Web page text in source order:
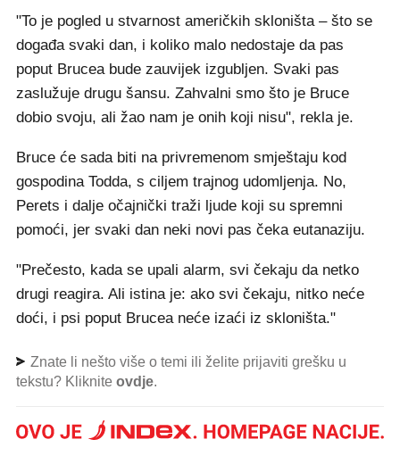
"To je pogled u stvarnost američkih skloništa – što se
događa svaki dan, i koliko malo nedostaje da pas
poput Brucea bude zauvijek izgubljen. Svaki pas
zaslužuje drugu šansu. Zahvalni smo što je Bruce
dobio svoju, ali žao nam je onih koji nisu", rekla je.
Bruce će sada biti na privremenom smještaju kod
gospodina Todda, s ciljem trajnog udomljenja. No,
Perets i dalje očajnički traži ljude koji su spremni
pomoći, jer svaki dan neki novi pas čeka eutanaziju.
"Prečesto, kada se upali alarm, svi čekaju da netko
drugi reagira. Ali istina je: ako svi čekaju, nitko neće
doći, i psi poput Brucea neće izaći iz skloništa."
Znate li nešto više o temi ili želite prijaviti grešku u
tekstu? Kliknite ovdje.